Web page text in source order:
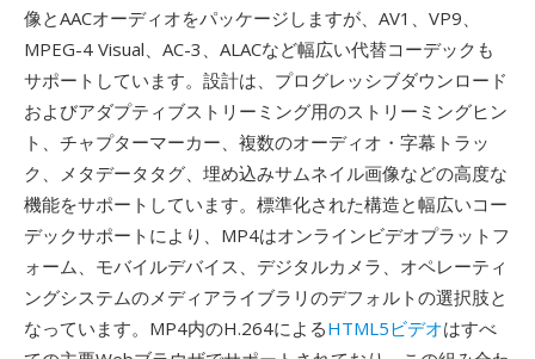
像とAACオーディオをパッケージしますが、AV1、VP9、
MPEG-4 Visual、AC-3、ALACなど幅広い代替コーデックも
サポートしています。設計は、プログレッシブダウンロード
およびアダプティブストリーミング用のストリーミングヒン
ト、チャプターマーカー、複数のオーディオ・字幕トラッ
ク、メタデータタグ、埋め込みサムネイル画像などの高度な
機能をサポートしています。標準化された構造と幅広いコー
デックサポートにより、MP4はオンラインビデオプラットフ
ォーム、モバイルデバイス、デジタルカメラ、オペレーティ
ングシステムのメディアライブラリのデフォルトの選択肢と
なっています。MP4内のH.264によるHTML5ビデオはすべ